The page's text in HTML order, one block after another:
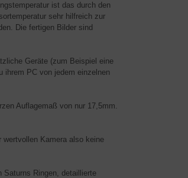
ist das durch den
sehr hilfreich zur
Die fertigen Bilder sind
Geräte (zum Beispiel eine
ihrem PC von jedem einzelnen
Auflagemaß von nur 17,5mm.
Kamera also keine
Saturns Ringen, detaillierte